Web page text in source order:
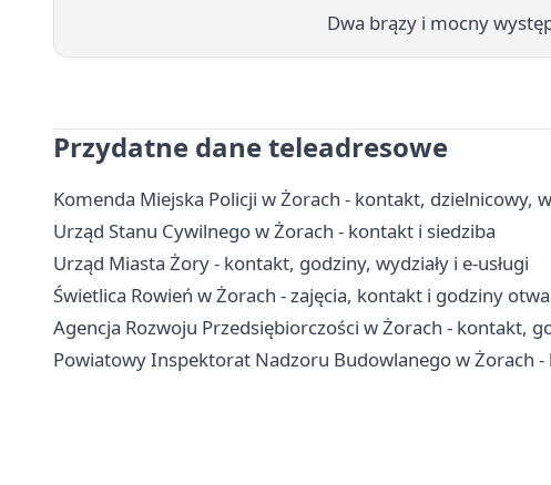
Dwa brązy i mocny
Przydatne dane teleadresowe
Komenda Miejska Policji w Żorach - kontakt, dzielnicowy,
Urząd Stanu Cywilnego w Żorach - kontakt i siedziba
Urząd Miasta Żory - kontakt, godziny, wydziały i e-usługi
Świetlica Rowień w Żorach - zajęcia, kontakt i godziny
Agencja Rozwoju Przedsiębiorczości w Żorach - kontakt,
Powiatowy Inspektorat Nadzoru Budowlanego w Żorach -